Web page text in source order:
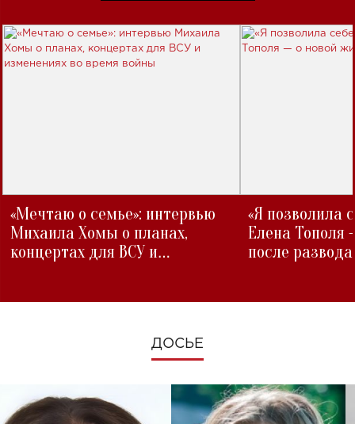
«Мечтаю о семье»: интервью
Михаила Хомы о планах,
концертах для ВСУ и
«Я позволила
Елена Тополя
после развода
ДОСЬЕ